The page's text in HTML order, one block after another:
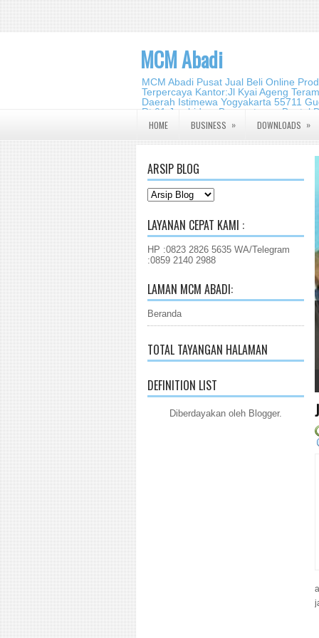
MCM Abadi
MCM Abadi Pusat Jual Beli Online
Terpercaya Kantor:Jl Kyai Ageng
Daerah Istimewa Yogyakarta 55711
Rt.01,Jambidan,
2140 2988
HOME BUSINESS » DOWNLOADS »
ARSIP BLOG
LAYANAN CEPAT KAMI :
HP :0823 2826 5635 WA/Telegram
:0859 2140 2988
LAMAN MCM ABADI:
Beranda
TOTAL TAYANGAN HALAMAN
DEFINITION LIST
Diberdayakan oleh Blogger.
1 2 3 4 5